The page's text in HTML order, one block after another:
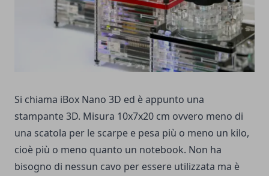
Si chiama iBox Nano 3D ed è appunto una
stampante 3D. Misura 10x7x20 cm ovvero meno di
una scatola per le scarpe e pesa più o meno un kilo,
cioè più o meno quanto un notebook. Non ha
bisogno di nessun cavo per essere utilizzata ma è